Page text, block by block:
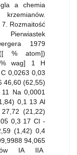
a chemia
Rozmaitość
1979
% atom])
[% wag] 1 H
0,0263 0,03
46,60 (62,55)
Na 0,0001
0,1 13 Al
(21,22)
0,3 17 Cl -
(1,42) 0,4
94,065
IA IIA